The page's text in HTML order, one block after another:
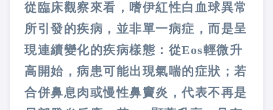
從臨床觀察來看，嗜伊紅性白血球異常
所引發的疾病，並非單一病症，而是呈
現連續變化的疾病樣態：從Eos輕微升
高開始，病患可能出現氣喘的症狀；若
合併鼻息肉或慢性鼻竇炎，代表不再是